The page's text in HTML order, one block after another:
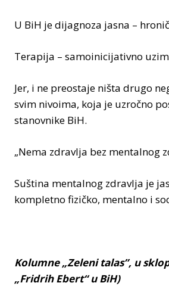
U BiH je dijagnoza jasna –
Terapija – samoinicijativno
Jer, i ne preostaje ništa drugo
svim nivoima, koja je uzročno
stanovnike BiH.
„Nema zdravlja bez mentalnog
Suština mentalnog zdravlja je
kompletno fizičko, mentalno i
Kolumne „Zeleni talas”, u
„Fridrih Ebert“ u BiH)